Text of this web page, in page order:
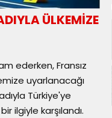
ÜLKEMİZE
ederken, Fransız
uyarlanacağı
Türkiye'ye
ilgiyle karşılandı.